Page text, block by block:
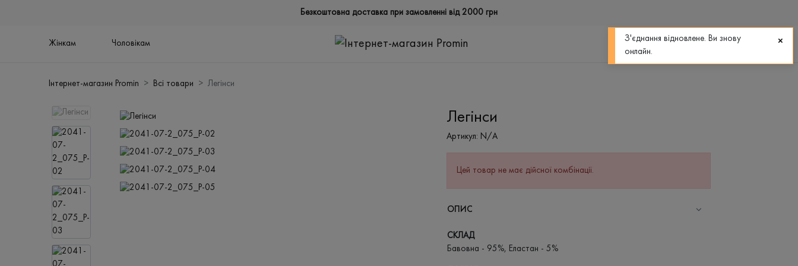
Безкоштовна доставка при замовленні від 2000 грн
Жінкам Чоловікам
0
Інтернет-магазин Promin Всі товари Легінси
Легінси
Артикул: N/A
Цей товар не має дійсної комбінації.
ОПИС
СКЛАД
Бавовна - 95%, Еластан - 5%
З'єднання відновлене. Ви знову
онлайн.